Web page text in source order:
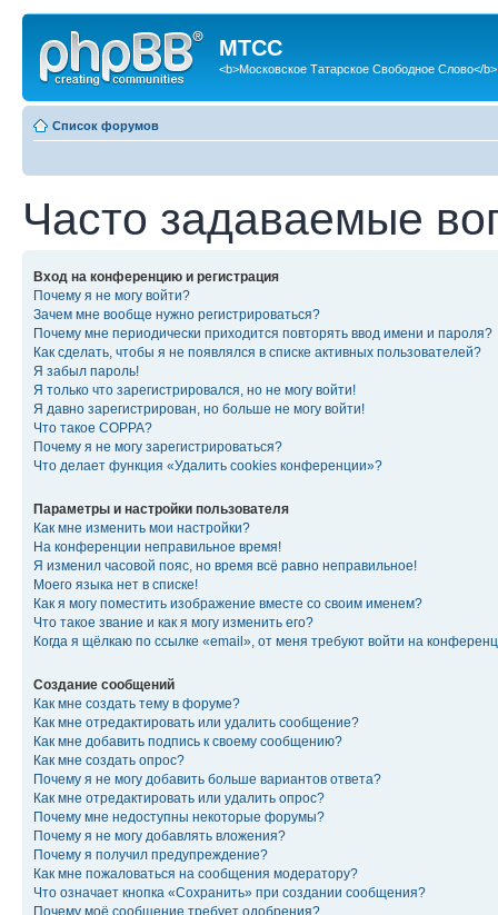
МТСС
<b>Московское Татарское Свободное Слово</b>
Список форумов
Часто задаваемые
Вход на конференцию и регистрация
Почему я не могу войти?
Зачем мне вообще нужно регистрироваться?
Почему мне периодически приходится повторять ввод имени и пароля?
Как сделать, чтобы я не появлялся в списке активных пользователей?
Я забыл пароль!
Я только что зарегистрировался, но не могу войти!
Я давно зарегистрирован, но больше не могу войти!
Что такое COPPA?
Почему я не могу зарегистрироваться?
Что делает функция «Удалить cookies конференции»?
Параметры и настройки пользователя
Как мне изменить мои настройки?
На конференции неправильное время!
Я изменил часовой пояс, но время всё равно неправильное!
Моего языка нет в списке!
Как я могу поместить изображение вместе со своим именем?
Что такое звание и как я могу изменить его?
Когда я щёлкаю по ссылке «email», от меня требуют войти на
Создание сообщений
Как мне создать тему в форуме?
Как мне отредактировать или удалить сообщение?
Как мне добавить подпись к своему сообщению?
Как мне создать опрос?
Почему я не могу добавить больше вариантов ответа?
Как мне отредактировать или удалить опрос?
Почему мне недоступны некоторые форумы?
Почему я не могу добавлять вложения?
Почему я получил предупреждение?
Как мне пожаловаться на сообщения модератору?
Что означает кнопка «Сохранить» при создании сообщения?
Почему моё сообщение требует одобрения?